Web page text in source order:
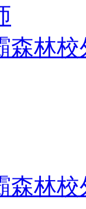
森林
森林